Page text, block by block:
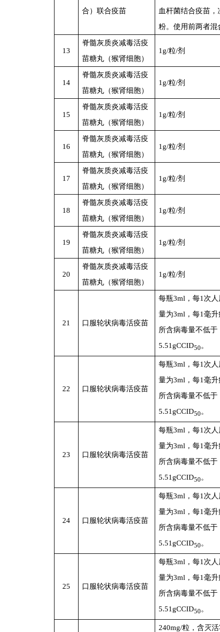
合）联合疫苗
血杆菌结合疫苗，
粉。使用前两者混
13
脊髓灰质炎减毒活疫
苗糖丸（猴肾细胞）
1g/粒/剂
14
脊髓灰质炎减毒活疫
苗糖丸（猴肾细胞）
1g/粒/剂
15
脊髓灰质炎减毒活疫
苗糖丸（猴肾细胞）
1g/粒/剂
16
脊髓灰质炎减毒活疫
苗糖丸（猴肾细胞）
1g/粒/剂
17
脊髓灰质炎减毒活疫
苗糖丸（猴肾细胞）
1g/粒/剂
18
脊髓灰质炎减毒活疫
苗糖丸（猴肾细胞）
1g/粒/剂
19
脊髓灰质炎减毒活疫
苗糖丸（猴肾细胞）
1g/粒/剂
20
脊髓灰质炎减毒活疫
苗糖丸（猴肾细胞）
1g/粒/剂
21 口服轮状病毒活疫苗
每瓶3ml，每1次
量为3ml，每1毫
所含病毒量不低于
5.51gCCID50 。
22 口服轮状病毒活疫苗
每瓶3ml，每1次
量为3ml，每1毫
所含病毒量不低于
5.51gCCID50 。
23 口服轮状病毒活疫苗
每瓶3ml，每1次
量为3ml，每1毫
所含病毒量不低于
5.51gCCID50 。
24 口服轮状病毒活疫苗
每瓶3ml，每1次
量为3ml，每1毫
所含病毒量不低于
5.51gCCID50 。
25 口服轮状病毒活疫苗
每瓶3ml，每1次
量为3ml，每1毫
所含病毒量不低于
5.51gCCID50 。
240mg/粒，含灭